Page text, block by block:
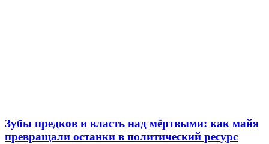
Зубы предков и власть над мёртвыми: как майя
превращали останки в политический ресурс